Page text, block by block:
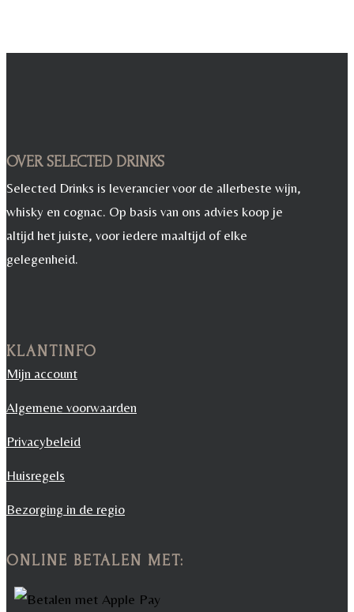
OVER SELECTED DRINKS
Selected Drinks is leverancier voor de allerbeste wijn,
whisky en cognac. Op basis van ons advies koop je
altijd het juiste, voor iedere maaltijd of elke
gelegenheid.
KLANTINFO
Mijn account
Algemene voorwaarden
Privacybeleid
Huisregels
Bezorging in de regio
ONLINE BETALEN MET: